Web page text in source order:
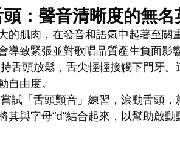
頭：聲音清晰度的無名
的肌肉，在發音和語氣中起著至關
導致緊張並對歌唱品質產生負面影響
舌頭放鬆，舌尖輕輕接觸下門牙
自由度。
嘗試「舌頭顫音」練習，滾動舌頭
其與字母“d”結合起來，以幫助啟